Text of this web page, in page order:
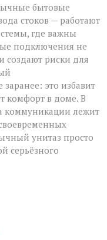
бытовые
стоков — работают
где важны
подключения не
создают риски для
это избавит
комфорт в доме. В
коммуникации лежит
унитаз просто
серьёзного